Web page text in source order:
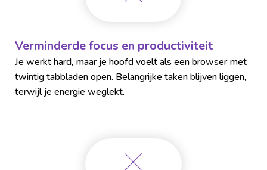
Verminderde focus en productiviteit
Je werkt hard, maar je hoofd voelt als een browser met
twintig tabbladen open. Belangrijke taken blijven liggen,
terwijl je energie weglekt.